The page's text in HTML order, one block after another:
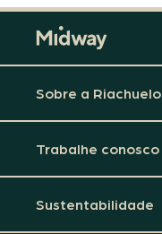
Sobre a Riachuelo
Trabalhe conosco
Sustentabilidade